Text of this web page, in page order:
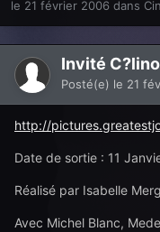
le 21 février 2006 dans
Invité
Posté(e) le 21
http://
Date de sortie : 11
Réalisé par Isabelle
Avec Michel Blanc,